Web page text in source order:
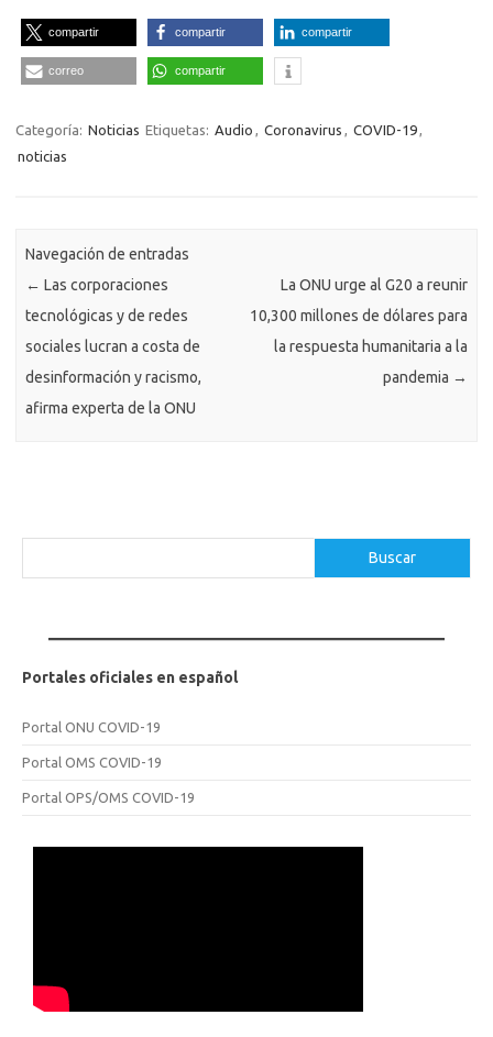
compartir compartir compartir
correo compartir
Categoría: Noticias Etiquetas: Audio , Coronavirus , COVID-19,
noticias
Navegación de entradas
← Las corporaciones
tecnológicas y de redes
sociales lucran a costa de
desinformación y racismo,
afirma experta de la ONU
La ONU urge al G20 a reunir
10,300 millones de dólares para
la respuesta humanitaria a la
pandemia →
Buscar
Portales oficiales en español
Portal ONU COVID-19
Portal OMS COVID-19
Portal OPS/OMS COVID-19